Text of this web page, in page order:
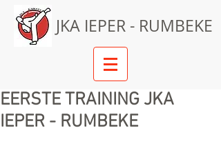
JKA IEPER - RUMBEKE
EERSTE TRAINING JKA
IEPER - RUMBEKE